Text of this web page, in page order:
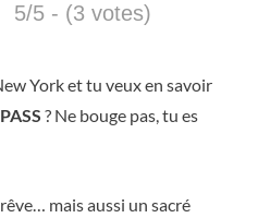
5/5 - (3 votes)
York et tu veux en savoir
? Ne bouge pas, tu es
mais aussi un sacré